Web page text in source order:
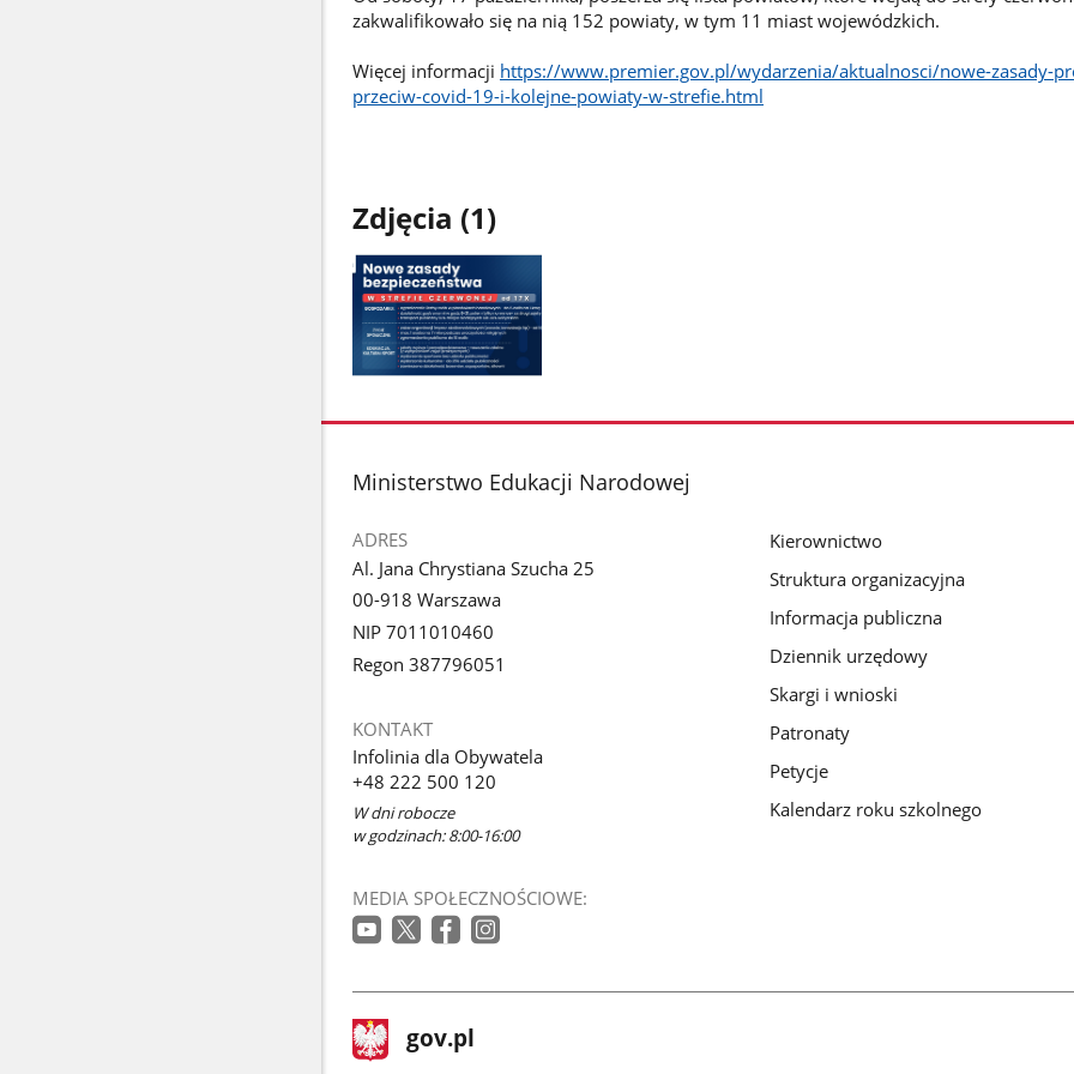
zakwalifikowało się na nią 152 powiaty, w tym 11 miast wojewódzkich.
Więcej informacji https://www.premier.gov.pl/wydarzenia/aktualnosci/nowe-zasady-
przeciw-covid-19-i-kolejne-powiaty-w-strefie.html
Zdjęcia (1)
galerii.
stopka
Ministerstwo Edukacji Narodowej
ADRES
Al. Jana Chrystiana Szucha 25
00-918 Warszawa
NIP 7011010460
Regon 387796051
KONTAKT
Infolinia dla Obywatela
+48 222 500 120
W dni robocze
w godzinach: 8:00-16:00
MEDIA SPOŁECZNOŚCIOWE:
Kierownictwo
Struktura organizacyjna
Informacja publiczna
Dziennik urzędowy
Skargi i wnioski
Patronaty
Petycje
Kalendarz roku szkolnego
stopka
gov.pl Strona
gov.pl